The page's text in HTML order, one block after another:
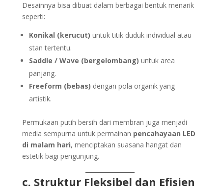
Desainnya bisa dibuat dalam berbagai bentuk menarik
seperti:
Konikal (kerucut) untuk titik duduk individual atau
stan tertentu.
Saddle / Wave (bergelombang) untuk area
panjang.
Freeform (bebas) dengan pola organik yang
artistik.
Permukaan putih bersih dari membran juga menjadi
media sempurna untuk permainan pencahayaan LED
di malam hari, menciptakan suasana hangat dan
estetik bagi pengunjung.
c. Struktur Fleksibel dan Efisien